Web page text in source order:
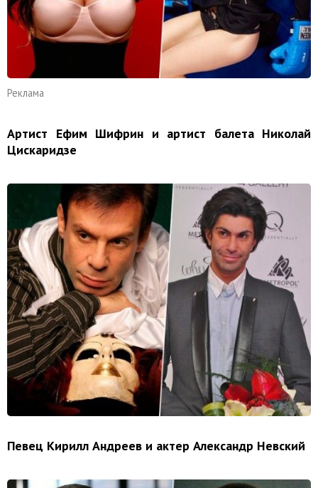
Реклама
Артист Ефим Шифрин и артист балета Николай
Цискаридзе
Певец Кирилл Андреев и актер Александр Невский